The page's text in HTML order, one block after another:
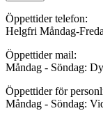
Öppettider telefon:
Helgfri Måndag-
Öppettider mail:
Måndag - Söndag:
Öppettider för
Måndag - Söndag: